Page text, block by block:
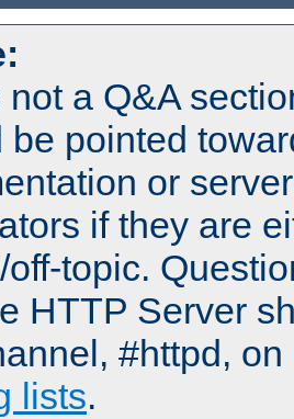
a Q&A
be pointed
or
if they are
topic.
HTTP Server
#httpd,
lists.